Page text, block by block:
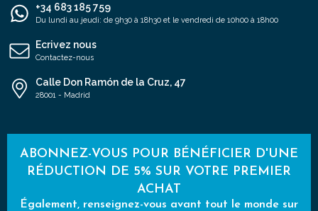
+34 683 185 759
Du lundi au jeudi: de 9h30 à 18h30 et le vendredi de 10h00 à 18h00
Ecrivez nous
Contactez-nous
Calle Don Ramón de la Cruz, 47
28001 - Madrid
ABONNEZ-VOUS POUR BÉNÉFICIER D'UNE
RÉDUCTION DE 5% SUR VOTRE PREMIER
ACHAT
Également, renseignez-vous avant tout le monde sur